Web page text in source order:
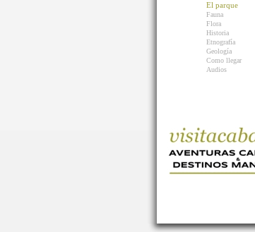
El parque
Fauna
Flora
Historia
Etnografía
Geología
Como llegar
Audios